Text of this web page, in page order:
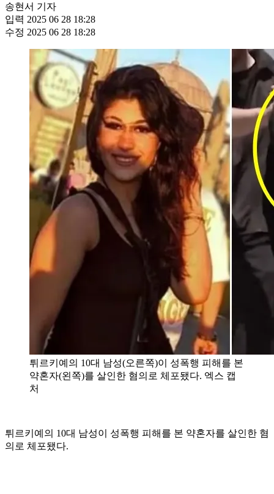
송현서 기자
입력 2025 06 28 18:28
수정 2025 06 28 18:28
튀르키예의 10대 남성(오른쪽)이 성폭행 피해를 본
약혼자(왼쪽)를 살인한 혐의로 체포됐다. 엑스 캡
처
튀르키예의 10대 남성이 성폭행 피해를 본 약혼자를 살인한 혐
의로 체포됐다.